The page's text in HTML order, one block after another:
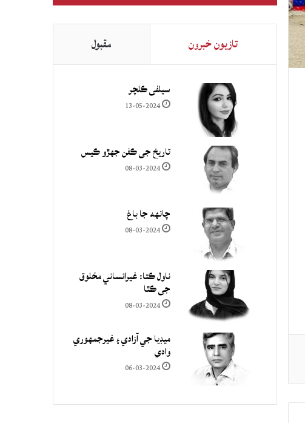
تازيون خبرون مقبول
سيلفي ڪلچر
13-05-2024
تاريخ جي ڪفن جھڙو ڪيس
08-03-2024
چانهه جا باغ
08-03-2024
ناول ڪتا: غيرانساني مخلوق
جي ڪٿا
08-03-2024
ميڊيا جي آزادي ۽ غيرجمھوري
وادي
06-03-2024